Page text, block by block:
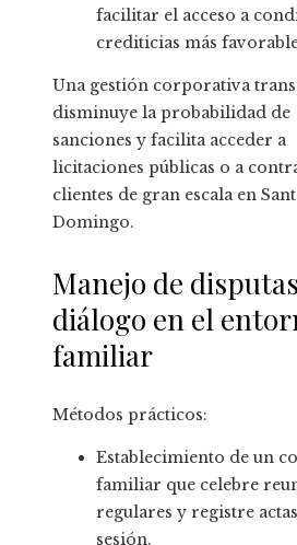
facilitar el acceso a
crediticias más
Una gestión corporativa
disminuye la probabilidad de
sanciones y facilita acceder a
licitaciones públicas o a
clientes de gran escala en
Domingo.
Manejo de
diálogo en el
familiar
Métodos prácticos:
Establecimiento de un
familiar que celebre
regulares y registre
sesión.